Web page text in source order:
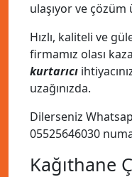
ulaşıyor ve
Hızlı, kaliteli ve
firmamız olası
kurtarıcı
uzağınızda.
Dilerseniz
05525646030
Kağıthane